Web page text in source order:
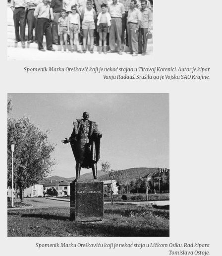
Spomenik Marku Orešković koji je nekoć stajao u Titovoj Korenici. Autor je kipar
Vanja Radauš. Srušila ga je Vojska SAO Krajine.
Spomenik Marku Oreškoviću koji je nekoć stajo u Ličkom Osiku. Rad kipara
Tomislava Ostoje.